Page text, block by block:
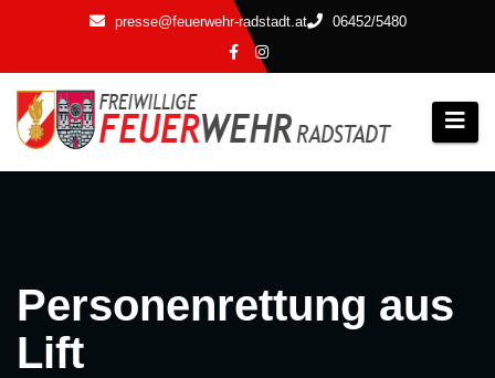
springen
presse@feuerwehr-radstadt.at 06452/5480
Personenrettung aus
Lift